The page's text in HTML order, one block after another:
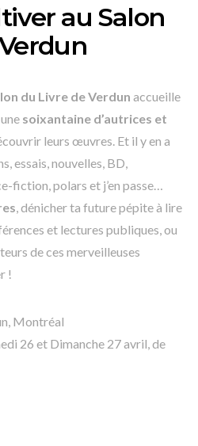
au Salon
du Livre de Verdun accueille
soixantaine d’autrices et
leurs œuvres. Et il y en a
essais, nouvelles, BD,
fiction, polars et j’en passe…
, dénicher ta future pépite à lire
et lectures publiques, ou
de ces merveilleuses
!
Montréal
26 et Dimanche 27 avril, de